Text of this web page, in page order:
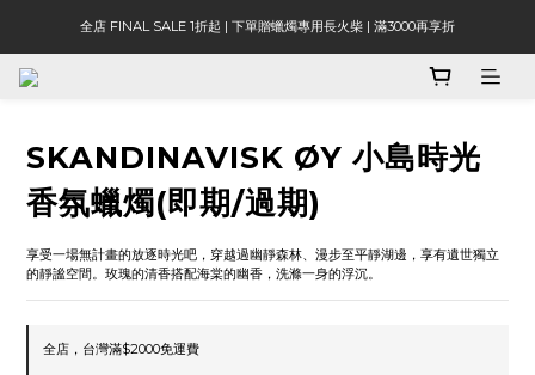
全店 FINAL SALE 1折起 | 下單贈蠟燭專用長火柴 | 滿3000再享折
SKANDINAVISK ØY 小島時光
香氛蠟燭(即期/過期)
享受一場無計畫的放逐時光吧，穿越過幽靜森林、漫步至平靜湖邊，享有遺世獨立
的靜謐空間。玫瑰的清香搭配海棠的幽香，洗滌一身的浮沉。
全店，台灣滿$2000免運費